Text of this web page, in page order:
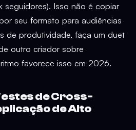
seguidores). Isso não é copiar
seu formato para audiências
de produtividade, faça um duet
outro criador sobre
favorece isso em 2026.
de Cross-
de Alto